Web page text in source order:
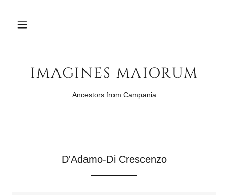
IMAGINES MAIORUM
Ancestors from Campania
D'Adamo-Di Crescenzo